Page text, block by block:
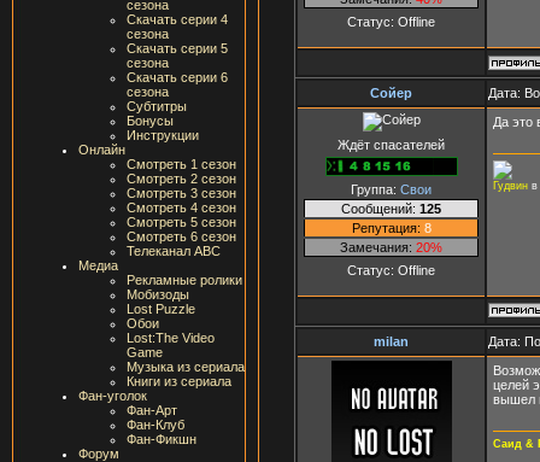
сезона
Скачать серии 4
сезона
Скачать серии 5
сезона
Скачать серии 6
сезона
Субтитры
Бонусы
Инструкции
Онлайн
Смотреть 1 сезон
Смотреть 2 сезон
Смотреть 3 сезон
Смотреть 4 сезон
Смотреть 5 сезон
Смотреть 6 сезон
Телеканал ABC
Медиа
Рекламные ролики
Мобизоды
Lost Puzzle
Обои
Lost:The Video
Game
Музыка из сериала
Книги из сериала
Фан-уголок
Фан-Арт
Фан-Клуб
Фан-Фикшн
Форум
Статус: Offline
Сойер Дата:
Ждёт спасателей
Группа: Свои
Сообщений: 125
Репутация: 8
Замечания: 20%
Статус: Offline
Да это
Гудвин в
milan Дата:
целей
вышел
Саид &